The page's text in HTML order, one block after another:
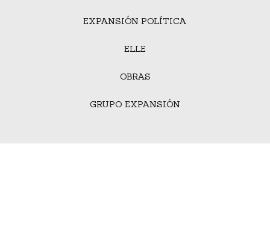
EXPANSIÓN POLÍTICA
ELLE
OBRAS
GRUPO EXPANSIÓN